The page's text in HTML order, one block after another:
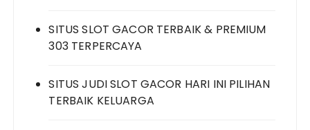
SITUS SLOT GACOR TERBAIK & PREMIUM
303 TERPERCAYA
SITUS JUDI SLOT GACOR HARI INI PILIHAN
TERBAIK KELUARGA